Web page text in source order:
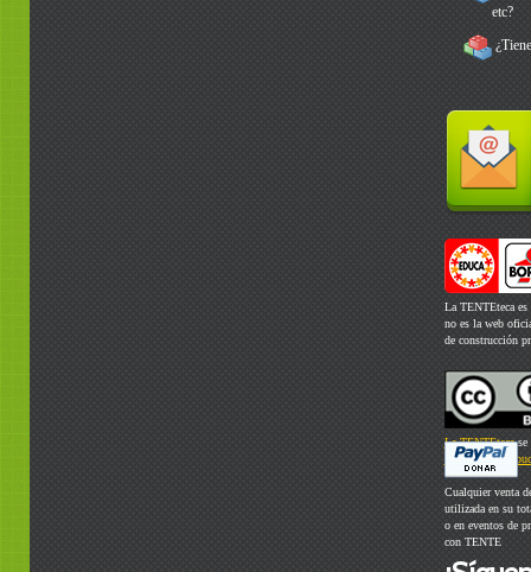
etc?
La TENTEteca
no es la web
de construcción
La TENTEtecase
Commons
Cualquier venta
utilizada en su
o en eventos de
con TENTE